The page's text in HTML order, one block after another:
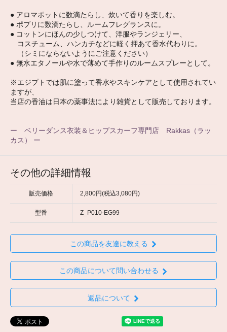
● アロマポットに数滴たらし、炊いて香りを楽しむ。
● ポプリに数滴たらし、ルームフレグランスに。
● コットンにほんの少しつけて、洋服やランジェリー、
コスチューム、ハンカチなどに軽く押あて香水代わりに。
（シミにならないようにご注意ください）
● 無水エタノールや水で薄めて手作りのルームスプレーとして。
※エジプトでは肌に塗って香水やスキンケアとして使用されてい
ますが、
当店の香油は日本の薬事法により雑貨として販売しております。
ー ベリーダンス衣装＆ヒップスカーフ専門店 Rakkas（ラッ
カス） ー
その他の詳細情報
販売価格 2,800円(税込3,080円)
型番 Z_P010-EG99
この商品を友達に教える
この商品について問い合わせる
返品について